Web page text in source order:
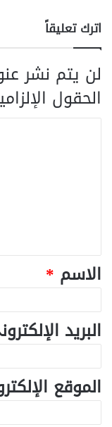
اترك تعليقاً
لن يتم نشر
الحقول
الاسم *
البريد
الموقع